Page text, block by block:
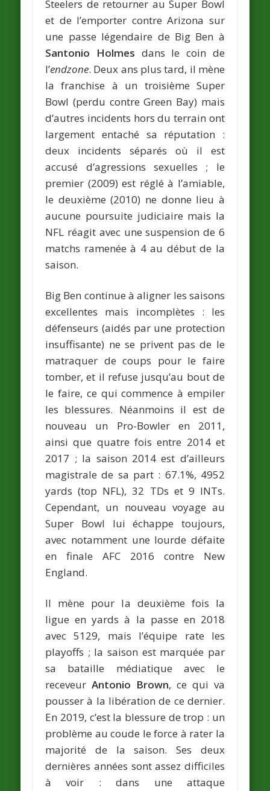
Steelers de retourner au Super Bowl
et de l’emporter contre Arizona sur
une passe légendaire de Big Ben à
Santonio Holmes dans le coin de
l’endzone. Deux ans plus tard, il mène
la franchise à un troisième Super
Bowl (perdu contre Green Bay) mais
d’autres incidents hors du terrain ont
largement entaché sa réputation :
deux incidents séparés où il est
accusé d’agressions sexuelles ; le
premier (2009) est réglé à l’amiable,
le deuxième (2010) ne donne lieu à
aucune poursuite judiciaire mais la
NFL réagit avec une suspension de 6
matchs ramenée à 4 au début de la
saison.
Big Ben continue à aligner les saisons
excellentes mais incomplètes : les
défenseurs (aidés par une protection
insuffisante) ne se privent pas de le
matraquer de coups pour le faire
tomber, et il refuse jusqu’au bout de
le faire, ce qui commence à empiler
les blessures. Néanmoins il est de
nouveau un Pro-Bowler en 2011,
ainsi que quatre fois entre 2014 et
2017 ; la saison 2014 est d’ailleurs
magistrale de sa part : 67.1%, 4952
yards (top NFL), 32 TDs et 9 INTs.
Cependant, un nouveau voyage au
Super Bowl lui échappe toujours,
avec notamment une lourde défaite
en finale AFC 2016 contre New
England.
Il mène pour la deuxième fois la
ligue en yards à la passe en 2018
avec 5129, mais l’équipe rate les
playoffs ; la saison est marquée par
sa bataille médiatique avec le
receveurAntonio Brown, ce qui va
pousser à la libération de ce dernier.
En 2019, c’est la blessure de trop : un
problème au coude le force à rater la
majorité de la saison. Ses deux
dernières années sont assez difficiles
à voir : dans une attaque